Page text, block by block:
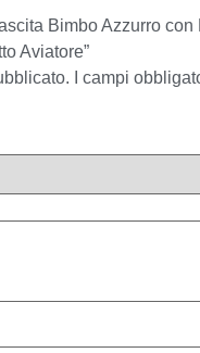
Bimbo Azzurro con
Aviatore”
I campi